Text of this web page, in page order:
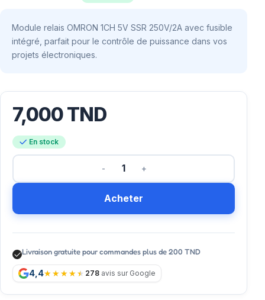
Module relais OMRON 1CH 5V SSR 250V/2A avec fusible
intégré, parfait pour le contrôle de puissance dans vos
projets électroniques.
7,000TND
En stock
Acheter
Livraison gratuite pour commandes plus de 200 TND
4,4 278 avis sur Google